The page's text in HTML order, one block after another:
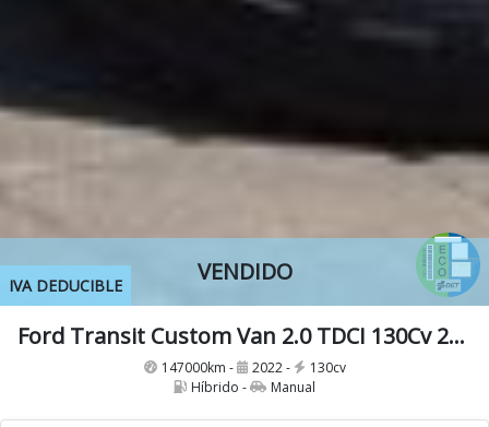
VENDIDO
IVA DEDUCIBLE
Ford Transit Custom Van 2.0 TDCI 130Cv 280 L1 MHEV Trend con Etiqueta medioambiental ECO
147000km - 2022 -
130cv
Híbrido -
Manual